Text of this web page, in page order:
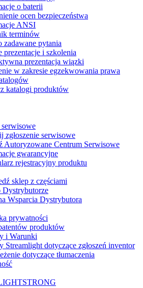
o baterii
ocen bezpieczeństwa
ANSI
terminów
zadawane pytania
prezentacje i szkolenia
prezentacja wiązki
w zakresie egzekwowania prawa
katalogi produktów
zgłoszenie serwisowe
Autoryzowane Centrum Serwisowe
gwarancyjne
rejestracyjny produktu
sklep z częściami
Dystrybutorze
Wsparcia Dystrybutora
prywatności
produktów
i Warunki
Streamlight dotyczące zgłoszeń inventor
dotyczące tłumaczenia